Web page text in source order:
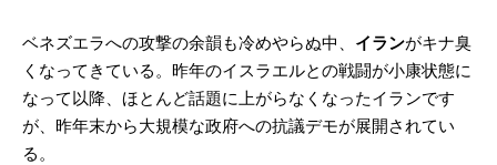
ベネズエラへの攻撃の余韻も冷めやらぬ中、 イランがキナ臭
くなってきている。昨年のイスラエルとの戦闘が小康状態に
なって以降、ほとんど話題に上がらなくなったイランです
が、昨年末から大規模な政府への抗議デモが展開されてい
る。